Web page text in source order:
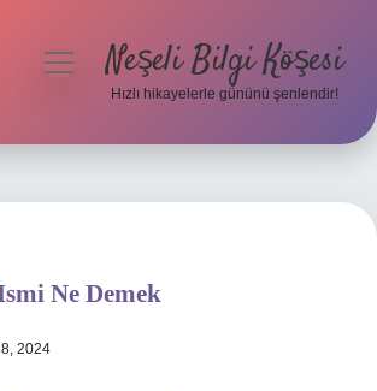
menüyüNeşeli Bilgi Köşesi
Hızlı hikayelerle gününü şenlendir!
Ne Demek
2024